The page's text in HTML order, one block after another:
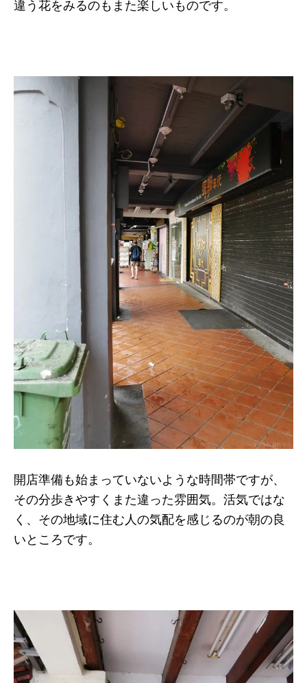
違う花をみるのもまた楽しいものです。
開店準備も始まっていないような時間帯ですが、
その分歩きやすくまた違った雰囲気。活気ではな
く、その地域に住む人の気配を感じるのが朝の良
いところです。